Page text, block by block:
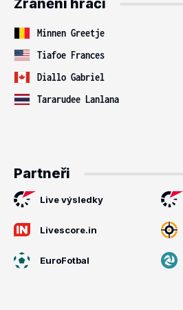
Zranění hráči
Minnen Greetje
Tiafoe Frances
Diallo Gabriel
Tararudee Lanlana
Partneři
Live výsledky
Livescore.in
EuroFotbal